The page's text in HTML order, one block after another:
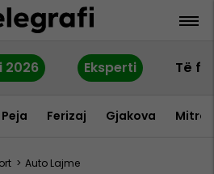
2026 Eksperti Të
Peja Ferizaj Gjakova
> Auto Lajme